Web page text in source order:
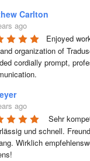
Carlton
ago
Enjoyed
organization of
cordially prompt,
ago
Sehr
und schnell.
Wirklich